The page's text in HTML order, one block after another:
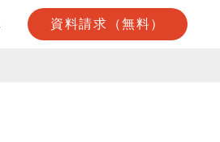
資料請求（無料）